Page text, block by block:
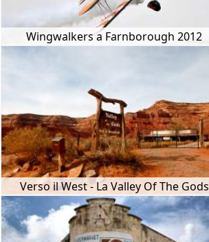
Wingwalkers a Farnborough 2012
Verso il West - La Valley Of The Gods